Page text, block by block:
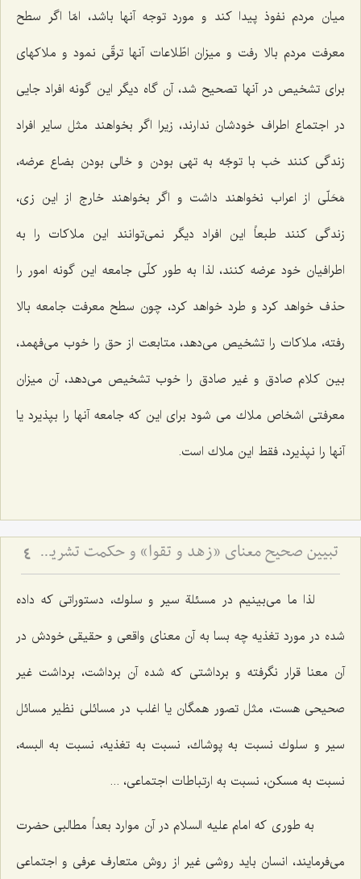
میان مردم نفوذ پیدا كند و مورد توجه آنها باشد، امّا اگر سطح
معرفت مردم بالا رفت و میزان اطّلاعات آنها ترقّی نمود و ملاكهای
برای تشخیص در آنها تصحیح شد، آن گاه دیگر این گونه افراد جایی
در اجتماع اطراف خودشان ندارند، زیرا اگر بخواهند مثل سایر افراد
زندگی كنند خب با توجّه به تهی بودن و خالی بودن بضاع عرضه،
مَحَلّی از اعراب نخواهند داشت و اگر بخواهند خارج از این زی،
زندگی كنند طبعاً این افراد دیگر نمی‌توانند این ملاكات را به
اطرافیان خود عرضه كنند، لذا به طور كلّی جامعه این گونه امور را
حذف خواهد كرد و طرد خواهد كرد، چون سطح معرفت جامعه بالا
رفته، ملاكات را تشخیص می‌دهد، متابعت از حق را خوب می‌فهمد،
بین كلام صادق و غیر صادق را خوب تشخیص می‌دهد، آن میزان
معرفتی اشخاص ملاك می شود برای این كه جامعه آنها را بپذیرد یا
آنها را نپذیرد، فقط این ملاك است.
تبیین صحیح معنای «زهد و تقوا» و حکمت تشریع مساله ازدواج 4
لذا ما می‌بینیم در مسئلة سیر و سلوك، دستوراتی كه داده
شده در مورد تغذیه چه بسا به آن معنای واقعی و حقیقی خودش در
آن معنا قرار نگرفته و برداشتی كه شده آن برداشت، برداشت غیر
صحیحی هست، مثل تصور همگان یا اغلب در مسائلی نظیر مسائل
سیر و سلوك نسبت به پوشاك، نسبت به تغذیه، نسبت به البسه،
نسبت به مسكن، نسبت به ارتباطات اجتماعی، ...
به طوری كه امام علیه السلام در آن موارد بعداً مطالبی حضرت
می‌فرمایند، انسان باید روشی غیر از روش متعارف عرفی و اجتماعی